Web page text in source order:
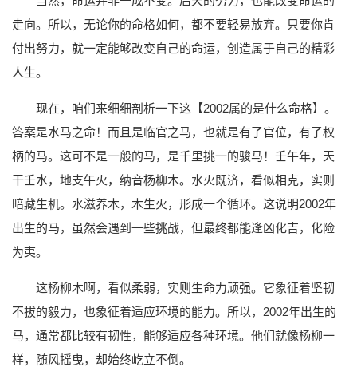
走向。所以，无论你的命格如何，都不要轻易放弃。只要你肯
付出努力，就一定能够改变自己的命运，创造属于自己的精彩
人生。
现在，咱们来细细剖析一下这【2002属的是什么命格】。
答案是水马之命！而且是临官之马，也就是有了官位，有了权
柄的马。这可不是一般的马，是千里挑一的骏马！壬午年，天
干壬水，地支午火，纳音杨柳木。水火既济，看似相克，实则
暗藏生机。水滋养木，木生火，形成一个循环。这说明2002年
出生的马，虽然会遇到一些挑战，但最终都能逢凶化吉，化险
为夷。
这杨柳木啊，看似柔弱，实则生命力顽强。它象征着坚韧
不拔的毅力，也象征着适应环境的能力。所以，2002年出生的
马，通常都比较有韧性，能够适应各种环境。他们就像杨柳一
样，随风摇曳，却始终屹立不倒。